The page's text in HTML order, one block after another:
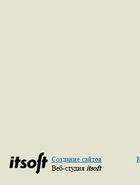
Создание сайтов
Веб-студия itsoft